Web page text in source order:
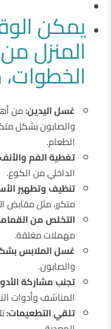
يمكن
المنزل
غسل اليدين:من
والصابون بشكل
الطعام.
تغطية الفم
الداخلي من الكوع.
تنظيف وتطهير
متكرر، مثل مقابض
التخلص من
مهملات مغلقة.
غسل الملابس
والصابون.
تجنب مشاركة
المناشف وأدوات
تلقي التطعيمات: